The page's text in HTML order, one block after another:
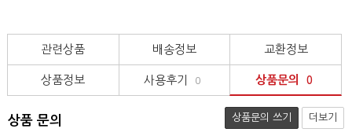
관련상품 배송정보 교환정보
상품정보 사용후기 0 상품문의 0
상품 문의 상품문의 쓰기 더보기